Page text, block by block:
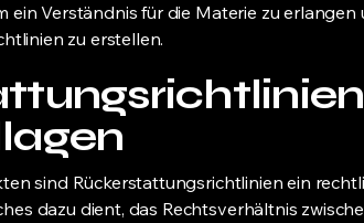
ein Verständnis für die Materie zu erlangen
zu erstellen.
sind Rückerstattungsrichtlinien ein
dazu dient, das Rechtsverhältnis